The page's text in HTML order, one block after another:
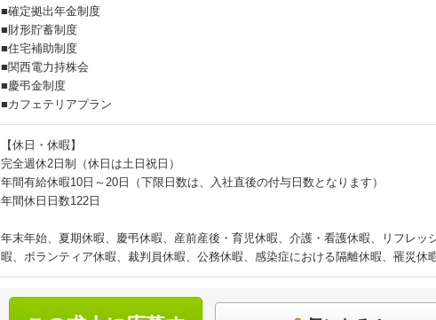
■確定拠出年金制度
■財形貯蓄制度
■住宅補助制度
■関西電力持株会
■慶弔金制度
■カフェテリアプラン
【休日・休暇】
完全週休2日制（休日は土日祝日）
年間有給休暇10日～20日（下限日数は、入社直後の付与日数となります）
年間休日日数122日
年末年始、夏期休暇、慶弔休暇、産前産後・育児休暇、介護・看護休暇、リフレッ
暇、ボランティア休暇、裁判員休暇、公務休暇、感染症における隔離休暇、罹災休